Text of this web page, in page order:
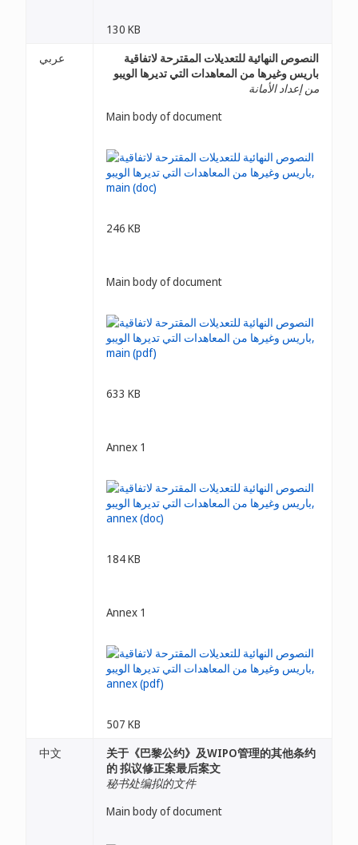
130 KB
عربي
النصوص النهائية للتعديلات المقترحة لاتفاقية
باريس وغيرها من المعاهدات التي تديرها الويبو
من إعداد الأمانة
Main body of document
246 KB
Main body of document
633 KB
Annex 1
184 KB
Annex 1
507 KB
中文
关于《巴黎公约》及WIPO管理的其他条约
的 拟议修正案最后案文
秘书处编拟的文件
Main body of document